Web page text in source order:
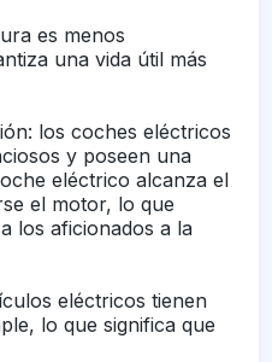
es menos
una vida útil más
los coches eléctricos
y poseen una
eléctrico alcanza el
el motor, lo que
los aficionados a la
eléctricos tienen
lo que significa que